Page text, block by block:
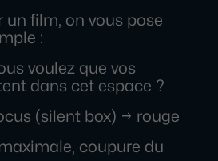
un film, on vous pose
:
voulez que vos
dans cet espace ?
(silent box) → rouge
coupure du